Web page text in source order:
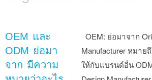
OEM และ
ODM ย่อมา
จาก มีความ
OEM: ย่อมาจาก
Manufacturer หมาย
ให้กับแบรนด์อื่น